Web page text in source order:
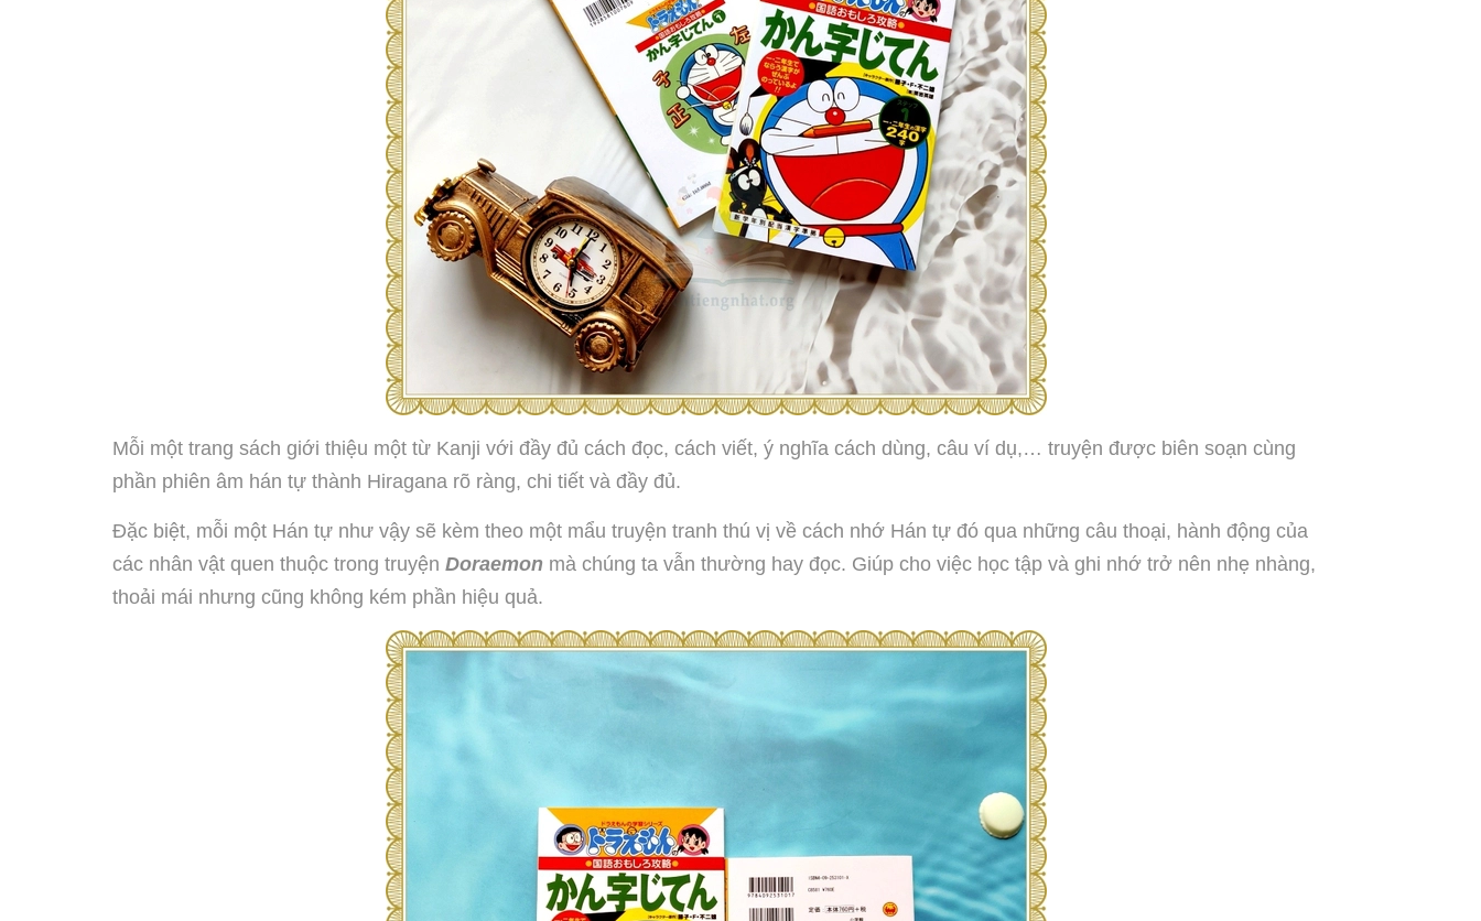
Mỗi một trang sách giới thiệu một từ Kanji với đầy đủ cách đọc, cách viết, ý nghĩa cách dùng, câu ví dụ,… truyện được biên soạn cùng
phần phiên âm hán tự thành Hiragana rõ ràng, chi tiết và đầy đủ.
Đặc biệt, mỗi một Hán tự như vậy sẽ kèm theo một mẩu truyện tranh thú vị về cách nhớ Hán tự đó qua những câu thoại, hành động của
các nhân vật quen thuộc trong truyện Doraemon mà chúng ta vẫn thường hay đọc. Giúp cho việc học tập và ghi nhớ trở nên nhẹ nhàng,
thoải mái nhưng cũng không kém phần hiệu quả.